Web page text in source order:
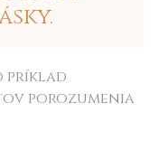
príklad
porozumenia